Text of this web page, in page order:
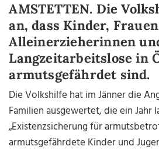
AMSTETTEN. Die
an, dass Kinder,
Alleinerzieherinnen
Langzeitarbeitslose in
armutsgefährdet sind.
Die Volkshilfe hat im Jänner die
Familien ausgewertet, die ein Jahr
„Existenzsicherung für
armutsgefährdete Kinder und